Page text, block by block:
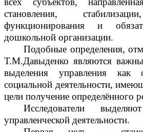
становления,
функционирования и
дошкольной организации.
Подобные определения,
Т.М.Давыденко являются
выделения управления
социальной деятельности,
цели получение определённого
Исследователи
управленческой деятельности.